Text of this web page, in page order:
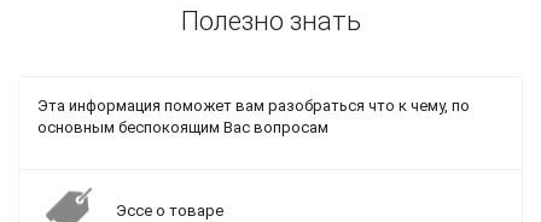
Полезно знать
Эта информация поможет вам разобраться что к чему, по
основным беспокоящим Вас вопросам
Эссе о товаре